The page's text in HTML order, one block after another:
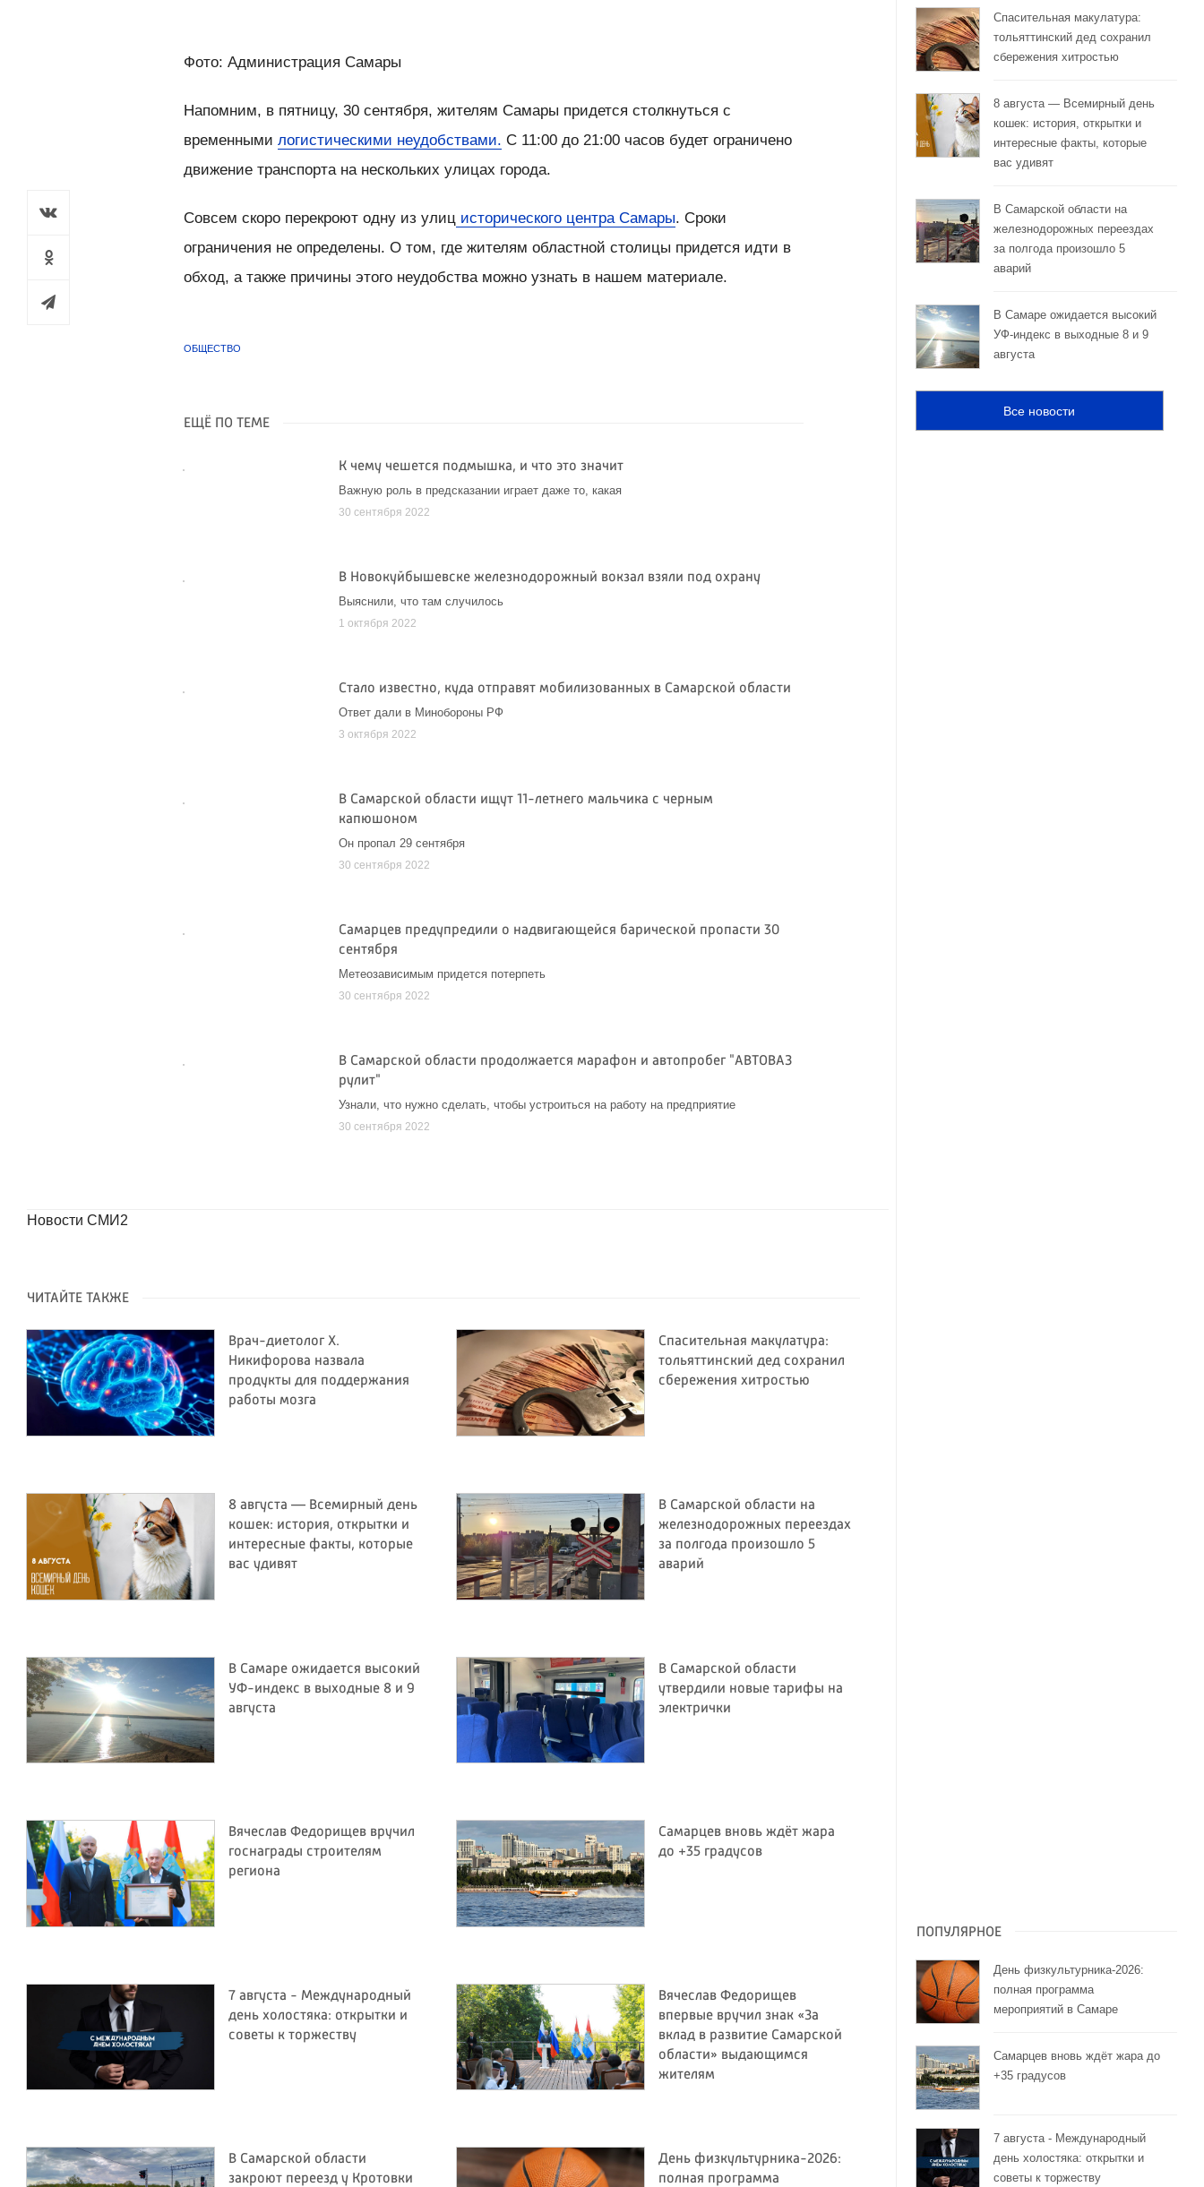
Фото: Администрация Самары
Напомним, в пятницу, 30 сентября, жителям Самары придется столкнуться с
временнымилогистическими неудобствами. С 11:00 до 21:00 часов будет ограничено
движение транспорта на нескольких улицах города.
Совсем скоро перекроют одну из улиц исторического центра Самары. Сроки
ограничения не определены. О том, где жителям областной столицы придется идти в
обход, а также причины этого неудобства можно узнать в нашем материале.
ОБЩЕСТВО
ЕЩЁ ПО ТЕМЕ
К чему чешется подмышка, и что это значит
Важную роль в предсказании играет даже то, какая
30 сентября 2022
В Новокуйбышевске железнодорожный вокзал взяли под охрану
Выяснили, что там случилось
1 октября 2022
Стало известно, куда отправят мобилизованных в Самарской области
Ответ дали в Минобороны РФ
3 октября 2022
В Самарской области ищут 11-летнего мальчика с черным
капюшоном
Он пропал 29 сентября
30 сентября 2022
Самарцев предупредили о надвигающейся барической пропасти 30
сентября
Метеозависимым придется потерпеть
30 сентября 2022
В Самарской области продолжается марафон и автопробег "АВТОВАЗ
рулит"
Узнали, что нужно сделать, чтобы устроиться на работу на предприятие
30 сентября 2022
Новости СМИ2
ЧИТАЙТЕ ТАКЖЕ
Врач-диетолог Х.
Никифорова назвала
продукты для поддержания
работы мозга
Спасительная макулатура:
тольяттинский дед сохранил
сбережения хитростью
8 августа — Всемирный день
кошек: история, открытки и
интересные факты, которые
вас удивят
В Самарской области на
железнодорожных переездах
за полгода произошло 5
аварий
В Самаре ожидается высокий
УФ-индекс в выходные 8 и 9
августа
В Самарской области
утвердили новые тарифы на
электрички
Вячеслав Федорищев вручил
госнаграды строителям
региона
Самарцев вновь ждёт жара
до +35 градусов
7 августа - Международный
день холостяка: открытки и
советы к торжеству
Вячеслав Федорищев
впервые вручил знак «За
вклад в развитие Самарской
области» выдающимся
жителям
В Самарской области
закроют переезд у Кротовки
День физкультурника-2026:
полная программа
Спасительная макулатура:
тольяттинский дед сохранил
сбережения хитростью
8 августа — Всемирный день
кошек: история, открытки и
интересные факты, которые
вас удивят
В Самарской области на
железнодорожных переездах
за полгода произошло 5
аварий
В Самаре ожидается высокий
УФ-индекс в выходные 8 и 9
августа
Все новости
ПОПУЛЯРНОЕ
День физкультурника-2026:
полная программа
мероприятий в Самаре
Самарцев вновь ждёт жара до
+35 градусов
7 августа - Международный
день холостяка: открытки и
советы к торжеству